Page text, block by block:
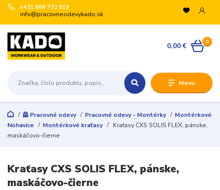
Menu
+421 908 772 919
info@pracovneodevykado.sk
0
0,00 €
🦺 Pracovné odevy Pracovné odevy - Montérky
Montérkové
Nohavice
Montérkové kraťasy
Kraťasy CXS SOLIS FLEX, pánske,
maskáčovo-čierne
Kraťasy CXS SOLIS FLEX, pánske,
maskáčovo-čierne